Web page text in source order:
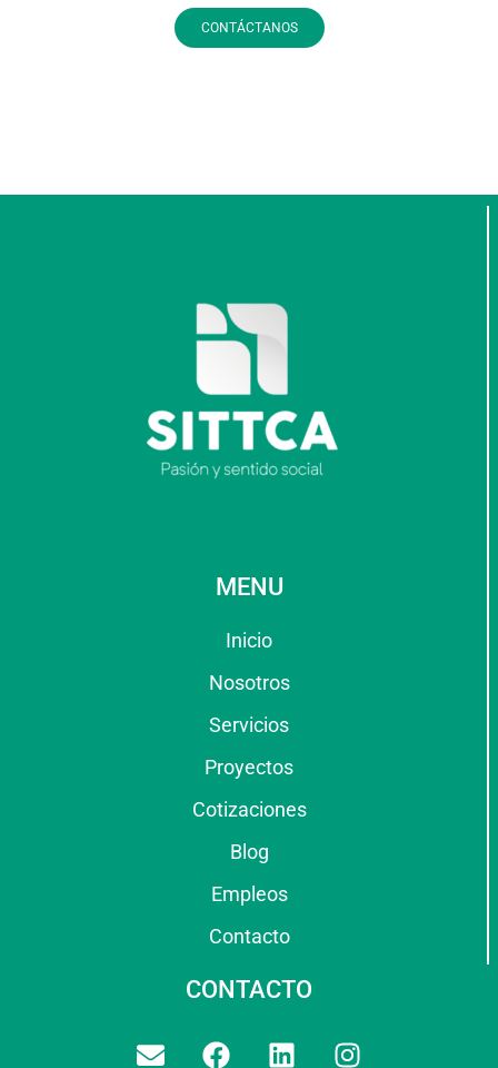
CONTÁCTANOS
MENU
Inicio
Nosotros
Servicios
Proyectos
Cotizaciones
Blog
Empleos
Contacto
CONTACTO